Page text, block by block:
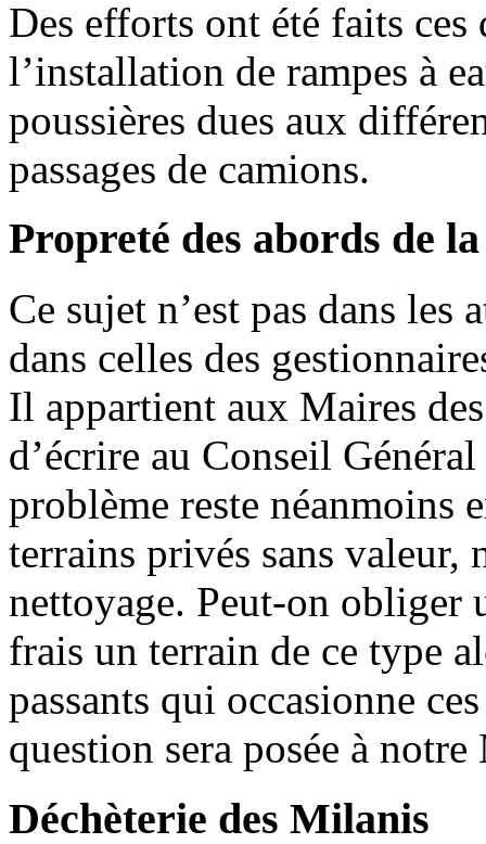
Des efforts ont été faits ces
l’installation de rampes à
poussières dues aux
passages de camions.
Propreté des abords de
Ce sujet n’est pas dans
dans celles des
Il appartient aux Maires
d’écrire au Conseil
problème reste néanmoins
terrains privés sans valeur,
nettoyage. Peut-on obliger
frais un terrain de ce type
passants qui occasionne
question sera posée à
Déchèterie des Milanis